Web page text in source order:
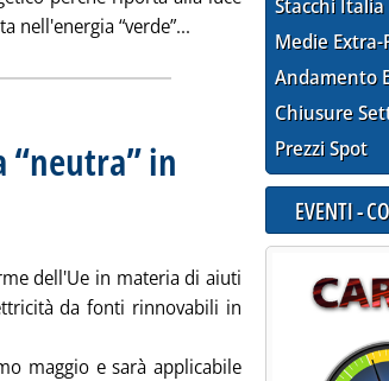
nell'energia “verde”...
“neutra” in
dell'Ue in materia di aiuti
da fonti rinnovabili in
maggio e sarà applicabile
Stacchi Italia
Medie Extra-
Andamento
Chiusure
Prezzi Spot
EVENTI -